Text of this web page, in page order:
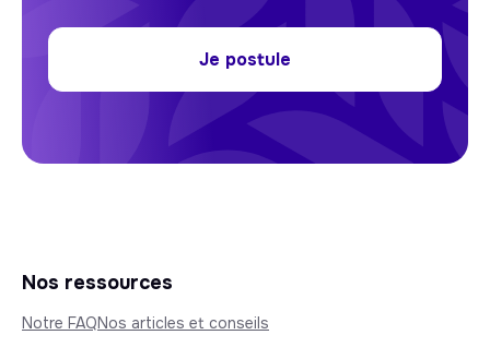
Je postule
Nos ressources
Notre FAQNos articles et conseils